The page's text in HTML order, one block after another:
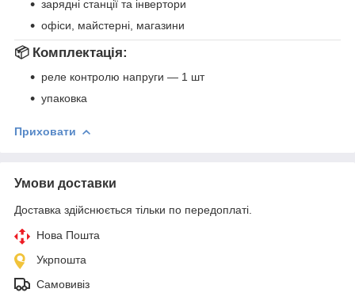
зарядні станції та інвертори
офіси, майстерні, магазини
📦 Комплектація:
реле контролю напруги — 1 шт
упаковка
Приховати
Умови доставки
Доставка здійснюється тільки по передоплаті.
Нова Пошта
Укрпошта
Самовивіз